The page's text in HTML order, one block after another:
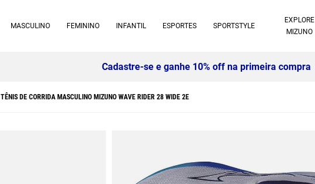
MASCULINO FEMININO INFANTIL ESPORTES SPORTSTYLE
EXPLORE
MIZUNO
Cadastre-se e ganhe 10% off na primeira compra
TÊNIS DE CORRIDA MASCULINO MIZUNO WAVE RIDER 28 WIDE 2E